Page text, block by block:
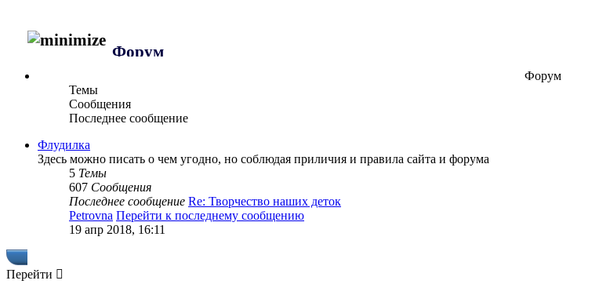
Форум
Форум
Темы
Сообщения
Последнее сообщение
Флудилка
Здесь можно писать о чем угодно, но соблюдая приличия и правила сайта и форума
5 Темы
607 Сообщения
Последнее сообщение Re: Творчество наших деток
Petrovna Перейти к последнему сообщению
19 апр 2018, 16:11
Перейти